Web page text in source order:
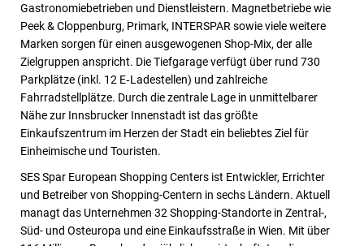
Gastronomiebetrieben und Dienstleistern. Magnetbetriebe wie
Peek & Cloppenburg, Primark, INTERSPAR sowie viele weitere
Marken sorgen für einen ausgewogenen Shop-Mix, der alle
Zielgruppen anspricht. Die Tiefgarage verfügt über rund 730
Parkplätze (inkl. 12 E‑Ladestellen) und zahlreiche
Fahrradstellplätze. Durch die zentrale Lage in unmittelbarer
Nähe zur Innsbrucker Innenstadt ist das größte
Einkaufszentrum im Herzen der Stadt ein beliebtes Ziel für
Einheimische und Touristen.
SES Spar European Shopping Centers ist Entwickler, Errichter
und Betreiber von Shopping-Centern in sechs Ländern. Aktuell
managt das Unternehmen 32 Shopping-Standorte in Zentral-,
Süd- und Osteuropa und eine Einkaufsstraße in Wien. Mit über